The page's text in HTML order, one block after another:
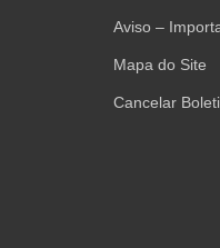
Aviso –
Mapa do Site
Cancelar